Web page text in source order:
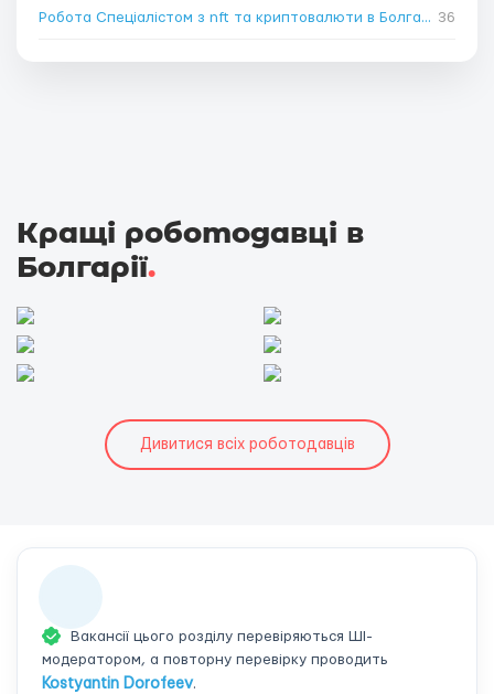
Робота Спеціалістом з nft та криптовалюти в Болгарії →
36
Кращі роботодавці в
Болгарії.
Дивитися всіх роботодавців
Вакансії цього розділу перевіряються ШІ-
модератором, а повторну перевірку проводить
Kostyantin Dorofeev.